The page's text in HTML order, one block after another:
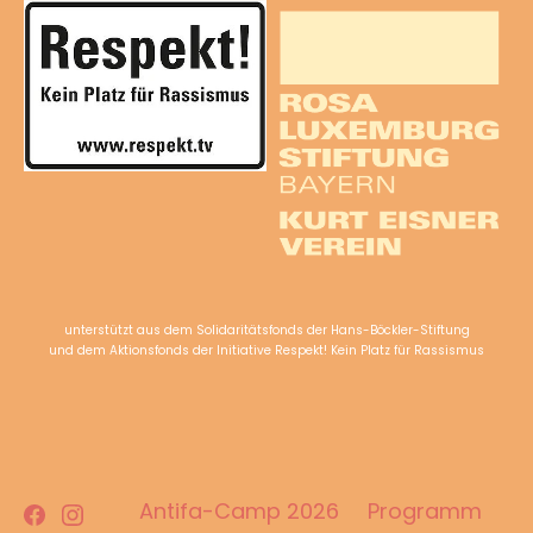
unterstützt aus dem Solidaritätsfonds der Hans-Böckler-Stiftung
und dem Aktionsfonds der Initiative Respekt! Kein Platz für Rassismus
Facebook
InstagramAntifa-Camp 2026
Programm